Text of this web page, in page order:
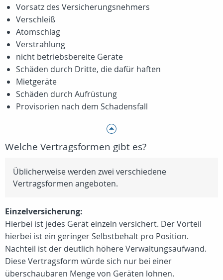
Vorsatz des Versicherungsnehmers
Verschleiß
Atomschlag
Verstrahlung
nicht betriebsbereite Geräte
Schäden durch Dritte, die dafür haften
Mietgeräte
Schäden durch Aufrüstung
Provisorien nach dem Schadensfall
Welche Vertragsformen gibt es?
Üblicherweise werden zwei verschiedene
Vertragsformen angeboten.
Einzelversicherung:
Hierbei ist jedes Gerät einzeln versichert. Der Vorteil
hierbei ist ein geringer Selbstbehalt pro Position.
Nachteil ist der deutlich höhere Verwaltungsaufwand.
Diese Vertragsform würde sich nur bei einer
überschaubaren Menge von Geräten lohnen.